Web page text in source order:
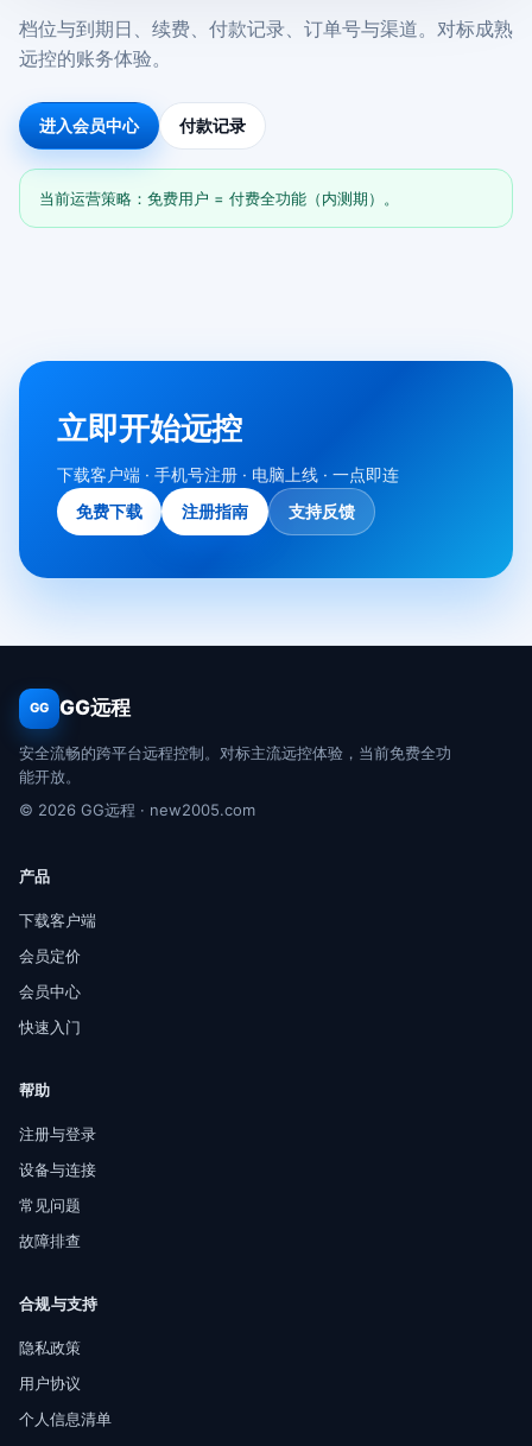
档位与到期日、续费、付款记录、订单号与渠道。对标成熟
远控的账务体验。
进入会员中心 付款记录
当前运营策略：免费用户 = 付费全功能（内测期）。
立即开始远控
下载客户端 · 手机号注册 · 电脑上线 · 一点即连
免费下载
注册指南 支持反馈
GG GG远程
安全流畅的跨平台远程控制。对标主流远控体验，当前免费全功
能开放。
© 2026 GG远程 · new2005.com
产品
下载客户端
会员定价
会员中心
快速入门
帮助
注册与登录
设备与连接
常见问题
故障排查
合规与支持
隐私政策
用户协议
个人信息清单